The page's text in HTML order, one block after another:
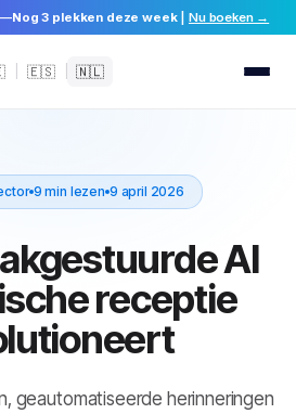
—Nog 3 plekken deze week| Nu boeken →
🇪🇸 🇳🇱
9 min lezen 9 april 2026
AI
receptie
geautomatiseerde herinneringen